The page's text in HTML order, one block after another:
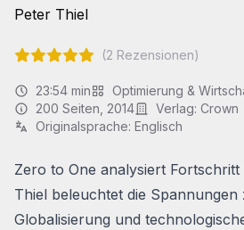
Peter Thiel
(2 Rezensionen)
23:54 min Optimierung &
200 Seiten , 2014 Verlag: Crown
Originalsprache: Englisch
Zero to One analysiert
Thiel beleuchtet die Spannungen
Globalisierung und